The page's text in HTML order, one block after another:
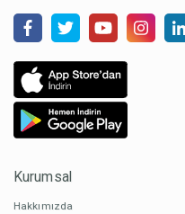
Kurumsal
Hakkımızda